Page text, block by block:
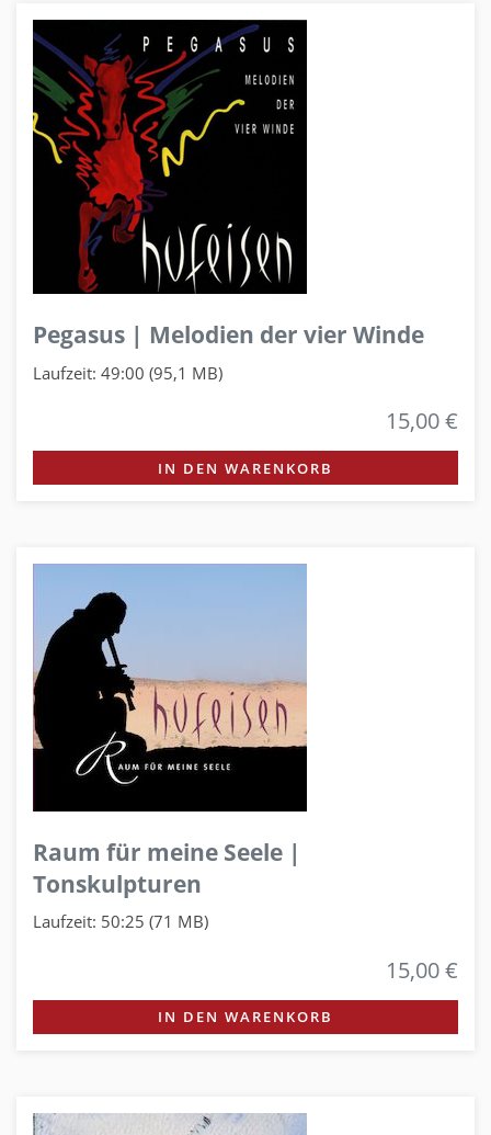
Pegasus | Melodien der vier Winde
Laufzeit: 49:00 (95,1 MB)
15,00 €
IN DEN WARENKORB
Raum für meine Seele |
Tonskulpturen
Laufzeit: 50:25 (71 MB)
15,00 €
IN DEN WARENKORB